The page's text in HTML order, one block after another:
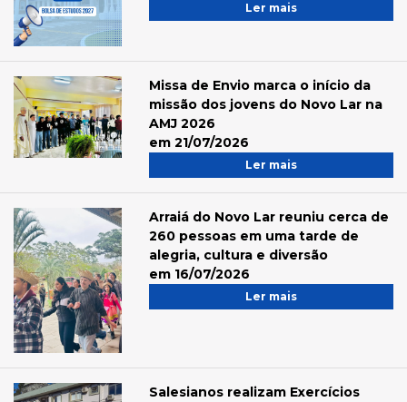
Ler mais
Missa de Envio marca o início da
missão dos jovens do Novo Lar na
AMJ 2026
em 21/07/2026
Ler mais
Arraiá do Novo Lar reuniu cerca de
260 pessoas em uma tarde de
alegria, cultura e diversão
em 16/07/2026
Ler mais
Salesianos realizam Exercícios